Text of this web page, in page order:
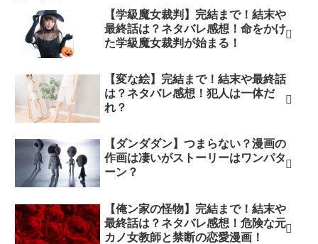
【学級魔女裁判】完結まで！結末や
最終話は？ネタバレ感想！命をかけ
た学級魔女裁判が始まる！
【変な絵】完結まで！結末や最終話
は？ネタバレ感想！犯人は一体だ
れ？
【ダンダダン】つまらない？漫画の
作画は凄いがストーリーはワンパタ
ーン？
【俺ン家の怪物】完結まで！結末や
最終話は？ネタバレ感想！危険な元
カノ女教師と禁断の恋愛漫画！